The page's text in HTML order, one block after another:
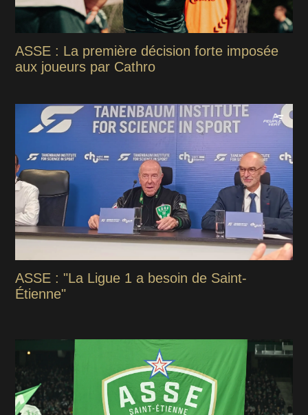
ASSE : La première décision forte imposée
aux joueurs par Cathro
ASSE : "La Ligue 1 a besoin de Saint-
Étienne"